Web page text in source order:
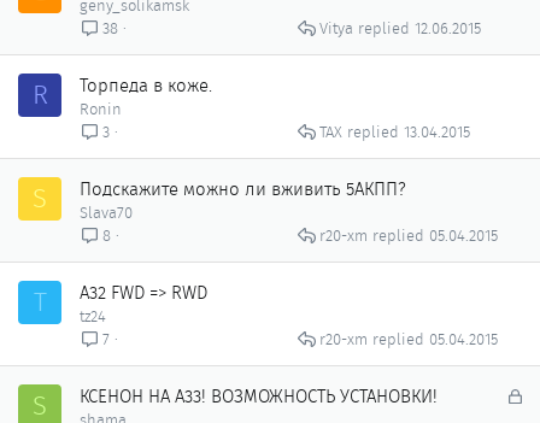
geny_solikamsk
38
12.06.2015
Vitya
R Торпеда в коже.
Ronin
3
13.04.2015
ТАХ
S Подскажите можно ли вживить 5АКПП?
Slava70
8
05.04.2015
r20-xm
T A32 FWD => RWD
tz24
7
05.04.2015
r20-xm
S
З
КСЕНОН НА А33! ВОЗМОЖНОСТЬ УСТАНОВКИ!